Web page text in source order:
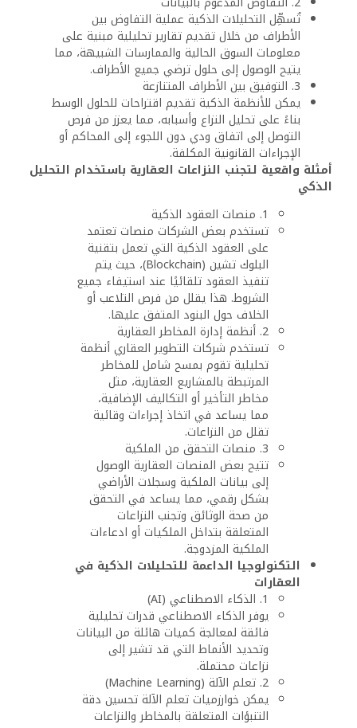
تُسهِّل التحليلات الذكية عملية التفاوض بين
الأطراف من خلال تقديم تقارير تحليلية مبنية على
معلومات السوق الحالية والممارسات الشبيهة، مما
يتيح الوصول إلى حلول ترضي جميع الأطراف.
3. التوفيق بين الأطراف المتنازعة
يمكن للأنظمة الذكية تقديم اقتراحات للحلول الوسط
بناءً على تحليل النزاع وأسبابه، مما يعزز من فرص
التوصل إلى اتفاق ودي دون اللجوء إلى المحاكم أو
الإجراءات القانونية المكلفة.
أمثلة واقعية لتجنب النزاعات العقارية باستخدام التحليل
الذكي
1. منصات العقود الذكية
تستخدم بعض الشركات منصات تعتمد
على العقود الذكية التي تعمل بتقنية
البلوك تشين (Blockchain)، حيث يتم
تنفيذ العقود تلقائيًا عند استيفاء جميع
الشروط. هذا يقلل من فرص التلاعب أو
الخلاف حول البنود المتفق عليها.
2. أنظمة إدارة المخاطر العقارية
تستخدم شركات التطوير العقاري أنظمة
تحليلية تقوم بمسح شامل للمخاطر
المرتبطة بالمشاريع العقارية، مثل
مخاطر التأخير أو التكاليف الإضافية،
مما يساعد في اتخاذ إجراءات وقائية
تقلل من النزاعات.
3. منصات التحقق من الملكية
تتيح بعض المنصات العقارية الوصول
إلى بيانات الملكية وسجلات الأراضي
بشكل رقمي، مما يساعد في التحقق
من صحة الوثائق وتجنب النزاعات
المتعلقة بتداخل الملكيات أو ادعاءات
الملكية المزدوجة.
التكنولوجيا الداعمة للتحليلات الذكية في
العقارات
1. الذكاء الاصطناعي (AI)
يوفر الذكاء الاصطناعي قدرات تحليلية
فائقة لمعالجة كميات هائلة من البيانات
وتحديد الأنماط التي قد تشير إلى
نزاعات محتملة.
2. تعلم الآلة (Machine Learning)
يمكن خوارزميات تعلم الآلة تحسين دقة
التنبؤات المتعلقة بالمخاطر والنزاعات